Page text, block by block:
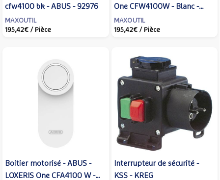
cfw4100 bk - ABUS - 92976
MAXOUTIL
195,42€ / Pièce
One CFW4100W - Blanc -
0092975
MAXOUTIL
195,42€ / Pièce
Boitier motorisé - ABUS -
LOXERIS One CFA4100 W -
Interrupteur de sécurité -
KSS - KREG